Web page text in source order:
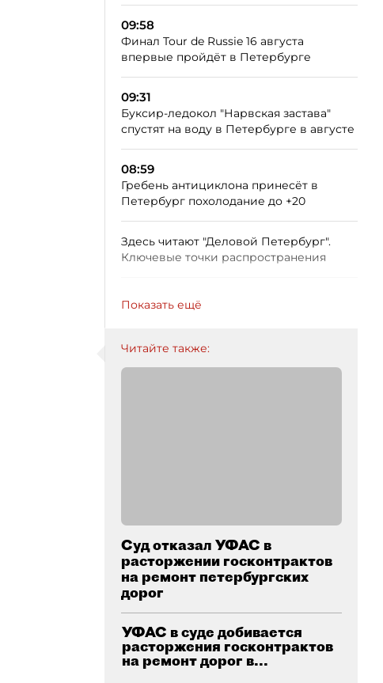
09:58
Финал Tour de Russie 16 августа
впервые пройдёт в Петербурге
09:31
Буксир-ледокол "Нарвская застава"
спустят на воду в Петербурге в августе
08:59
Гребень антициклона принесёт в
Петербург похолодание до +20
Здесь читают "Деловой Петербург".
Ключевые точки распространения
Показать ещё
Читайте также:
Суд отказал УФАС в
расторжении госконтрактов
на ремонт петербургских
дорог
УФАС в суде добивается
расторжения госконтрактов
на ремонт дорог в...